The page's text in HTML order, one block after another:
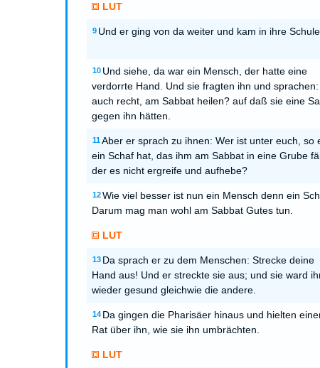
LUT
9 Und er ging von da weiter und kam in ihre Schule.
10 Und siehe, da war ein Mensch, der hatte eine
verdorrte Hand. Und sie fragten ihn und
auch recht, am Sabbat heilen? auf daß sie eine
gegen ihn hätten.
11 Aber er sprach zu ihnen: Wer ist unter euch, so
ein Schaf hat, das ihm am Sabbat in eine Grube
der es nicht ergreife und aufhebe?
12 Wie viel besser ist nun ein Mensch denn ein
Darum mag man wohl am Sabbat Gutes tun.
LUT
13 Da sprach er zu dem Menschen: Strecke deine
Hand aus! Und er streckte sie aus; und sie ward
wieder gesund gleichwie die andere.
14 Da gingen die Pharisäer hinaus und hielten
Rat über ihn, wie sie ihn umbrächten.
LUT